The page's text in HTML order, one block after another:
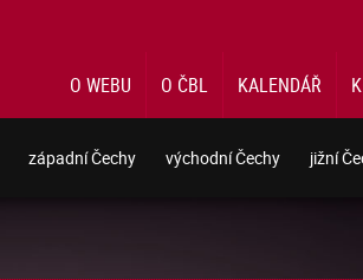
O WEBU O ČBL KALENDÁŘ
západní Čechy východní Čechy jižní